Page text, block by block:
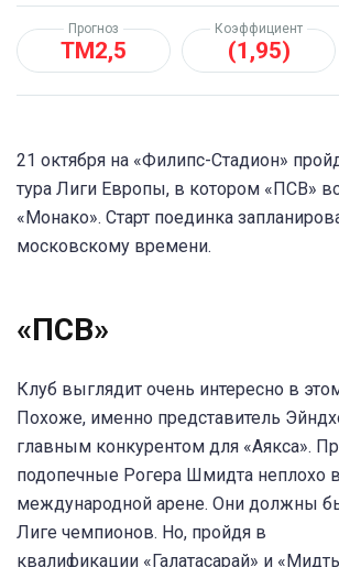
Прогноз
ТМ2,5
Коэффициент
(1,95)
21 октября на «Филипс-Стадион»
тура Лиги Европы, в котором «ПСВ»
«Монако». Старт поединка
московскому времени.
«ПСВ»
Клуб выглядит очень интересно в
Похоже, именно представитель
главным конкурентом для «Аякса».
подопечные Рогера Шмидта неплохо
международной арене. Они должны
Лиге чемпионов. Но, пройдя в
квалификации «Галатасарай» и